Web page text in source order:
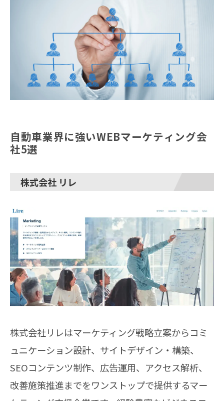
自動車業界に強いWEBマーケティング会
社5選
株式会社 リレ
株式会社リレはマーケティング戦略立案からコミ
ュニケーション設計、サイトデザイン・構築、
SEOコンテンツ制作、広告運用、アクセス解析、
改善施策推進までをワンストップで提供するマー